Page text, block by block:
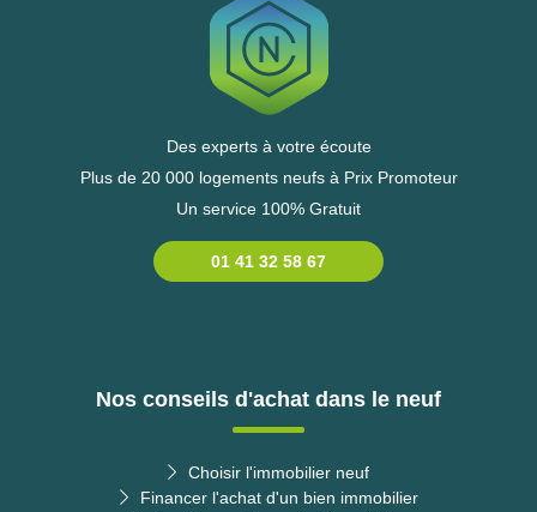
Des experts à votre écoute
Plus de 20 000 logements neufs à Prix Promoteur
Un service 100% Gratuit
01 41 32 58 67
Nos conseils d'achat dans le neuf
Choisir l'immobilier neuf
Financer l'achat d'un bien immobilier